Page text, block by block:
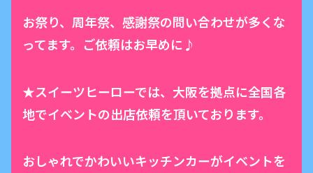
お祭り、周年祭、感謝祭の問い合わせが多くな
ってます。ご依頼はお早めに♪
★スイーツヒーローでは、大阪を拠点に全国各
地でイベントの出店依頼を頂いております。
おしゃれでかわいいキッチンカーがイベントを